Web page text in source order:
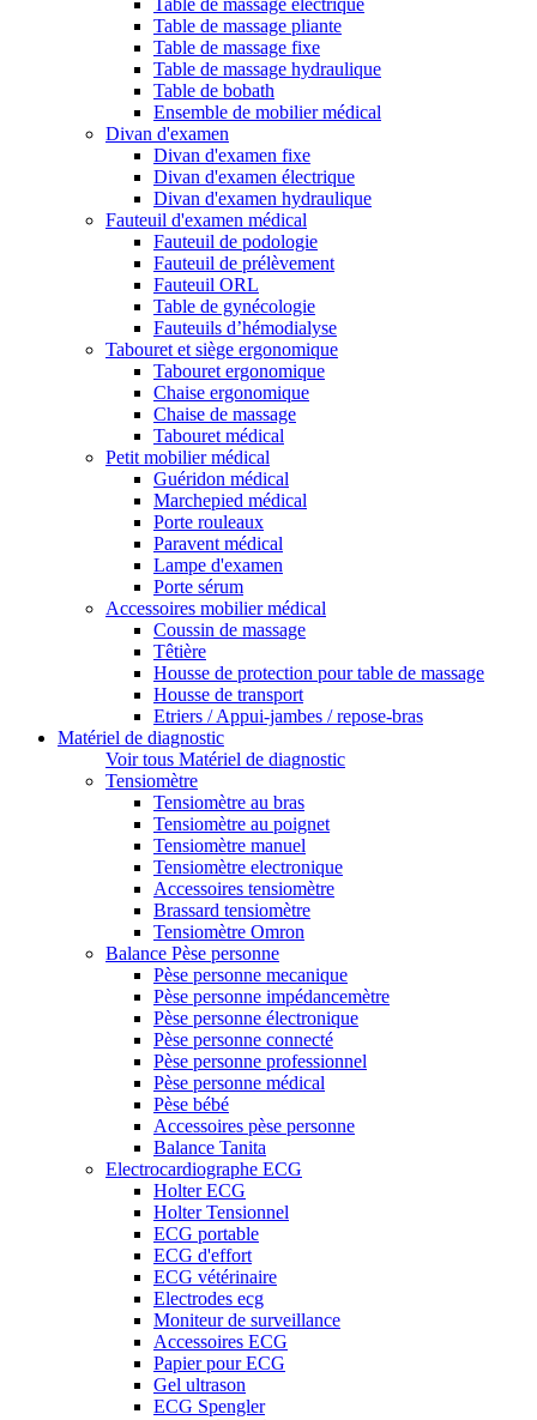
Table de massage électrique
Table de massage pliante
Table de massage fixe
Table de massage hydraulique
Table de bobath
Ensemble de mobilier médical
Divan d'examen
Divan d'examen fixe
Divan d'examen électrique
Divan d'examen hydraulique
Fauteuil d'examen médical
Fauteuil de podologie
Fauteuil de prélèvement
Fauteuil ORL
Table de gynécologie
Fauteuils d’hémodialyse
Tabouret et siège ergonomique
Tabouret ergonomique
Chaise ergonomique
Chaise de massage
Tabouret médical
Petit mobilier médical
Guéridon médical
Marchepied médical
Porte rouleaux
Paravent médical
Lampe d'examen
Porte sérum
Accessoires mobilier médical
Coussin de massage
Têtière
Housse de protection pour table de massage
Housse de transport
Etriers / Appui-jambes / repose-bras
Matériel de diagnostic
Voir tous Matériel de diagnostic
Tensiomètre
Tensiomètre au bras
Tensiomètre au poignet
Tensiomètre manuel
Tensiomètre electronique
Accessoires tensiomètre
Brassard tensiomètre
Tensiomètre Omron
Balance Pèse personne
Pèse personne mecanique
Pèse personne impédancemètre
Pèse personne électronique
Pèse personne connecté
Pèse personne professionnel
Pèse personne médical
Pèse bébé
Accessoires pèse personne
Balance Tanita
Electrocardiographe ECG
Holter ECG
Holter Tensionnel
ECG portable
ECG d'effort
ECG vétérinaire
Electrodes ecg
Moniteur de surveillance
Accessoires ECG
Papier pour ECG
Gel ultrason
ECG Spengler